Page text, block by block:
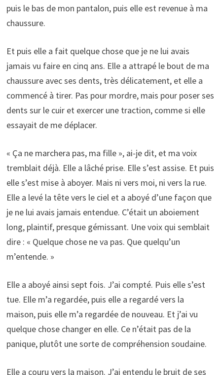
puis le bas de mon pantalon, puis elle est revenue à ma
chaussure.
Et puis elle a fait quelque chose que je ne lui avais
jamais vu faire en cinq ans. Elle a attrapé le bout de ma
chaussure avec ses dents, très délicatement, et elle a
commencé à tirer. Pas pour mordre, mais pour poser ses
dents sur le cuir et exercer une traction, comme si elle
essayait de me déplacer.
« Ça ne marchera pas, ma fille », ai-je dit, et ma voix
tremblait déjà. Elle a lâché prise. Elle s’est assise. Et puis
elle s’est mise à aboyer. Mais ni vers moi, ni vers la rue.
Elle a levé la tête vers le ciel et a aboyé d’une façon que
je ne lui avais jamais entendue. C’était un aboiement
long, plaintif, presque gémissant. Une voix qui semblait
dire : « Quelque chose ne va pas. Que quelqu’un
m’entende. »
Elle a aboyé ainsi sept fois. J’ai compté. Puis elle s’est
tue. Elle m’a regardée, puis elle a regardé vers la
maison, puis elle m’a regardée de nouveau. Et j’ai vu
quelque chose changer en elle. Ce n’était pas de la
panique, plutôt une sorte de compréhension soudaine.
Elle a couru vers la maison. J’ai entendu le bruit de ses